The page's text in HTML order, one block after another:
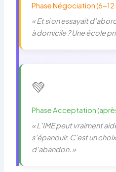
Phase Négociation (6-12
« Et si on essayait
à domicile ? Une école
💚
Phase Acceptation
« L’IME peut vraiment
s’épanouir. C’est un
d’abandon. »